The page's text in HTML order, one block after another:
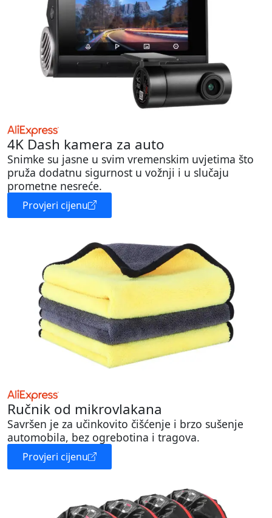
4K Dash kamera za auto
Snimke su jasne u svim vremenskim uvjetima što
pruža dodatnu sigurnost u vožnji i u slučaju
prometne nesreće.
Provjeri cijenu
Ručnik od mikrovlakana
Savršen je za učinkovito čišćenje i brzo sušenje
automobila, bez ogrebotina i tragova.
Provjeri cijenu